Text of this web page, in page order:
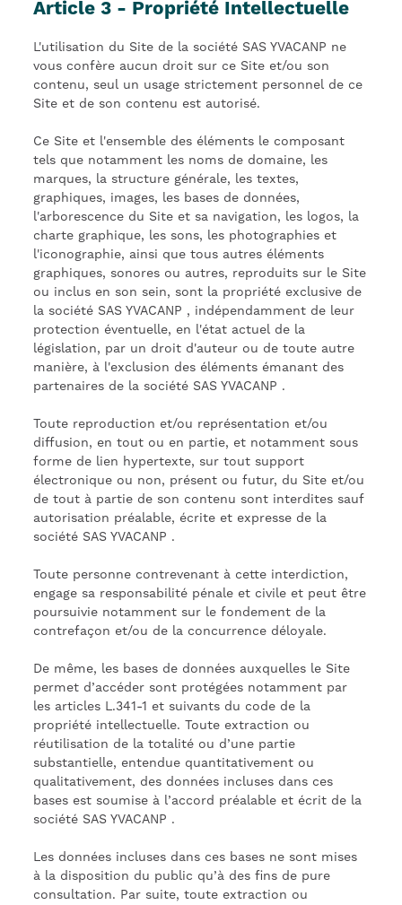
Article 3 - Propriété Intellectuelle
L'utilisation du Site de la société SAS YVACANP ne
vous confère aucun droit sur ce Site et/ou son
contenu, seul un usage strictement personnel de ce
Site et de son contenu est autorisé.
Ce Site et l'ensemble des éléments le composant
tels que notamment les noms de domaine, les
marques, la structure générale, les textes,
graphiques, images, les bases de données,
l'arborescence du Site et sa navigation, les logos, la
charte graphique, les sons, les photographies et
l'iconographie, ainsi que tous autres éléments
graphiques, sonores ou autres, reproduits sur le Site
ou inclus en son sein, sont la propriété exclusive de
la société SAS YVACANP , indépendamment de leur
protection éventuelle, en l'état actuel de la
législation, par un droit d'auteur ou de toute autre
manière, à l'exclusion des éléments émanant des
partenaires de la société SAS YVACANP .
Toute reproduction et/ou représentation et/ou
diffusion, en tout ou en partie, et notamment sous
forme de lien hypertexte, sur tout support
électronique ou non, présent ou futur, du Site et/ou
de tout à partie de son contenu sont interdites sauf
autorisation préalable, écrite et expresse de la
société SAS YVACANP .
Toute personne contrevenant à cette interdiction,
engage sa responsabilité pénale et civile et peut être
poursuivie notamment sur le fondement de la
contrefaçon et/ou de la concurrence déloyale.
De même, les bases de données auxquelles le Site
permet d’accéder sont protégées notamment par
les articles L.341-1 et suivants du code de la
propriété intellectuelle. Toute extraction ou
réutilisation de la totalité ou d’une partie
substantielle, entendue quantitativement ou
qualitativement, des données incluses dans ces
bases est soumise à l’accord préalable et écrit de la
société SAS YVACANP .
Les données incluses dans ces bases ne sont mises
à la disposition du public qu’à des fins de pure
consultation. Par suite, toute extraction ou